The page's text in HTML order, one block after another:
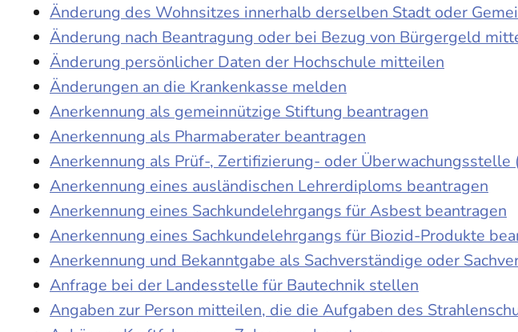
Änderung des Wohnsitzes innerhalb derselben Stadt oder
Änderung nach Beantragung oder bei Bezug von Bürgergeld
Änderung persönlicher Daten der Hochschule mitteilen
Änderungen an die Krankenkasse melden
Anerkennung als gemeinnützige Stiftung beantragen
Anerkennung als Pharmaberater beantragen
Anerkennung als Prüf-, Zertifizierung- oder Überwachungsstelle
Anerkennung eines ausländischen Lehrerdiploms beantragen
Anerkennung eines Sachkundelehrgangs für Asbest beantragen
Anerkennung eines Sachkundelehrgangs für Biozid-Produkte
Anerkennung und Bekanntgabe als Sachverständige oder
Anfrage bei der Landesstelle für Bautechnik stellen
Angaben zur Person mitteilen, die die Aufgaben des